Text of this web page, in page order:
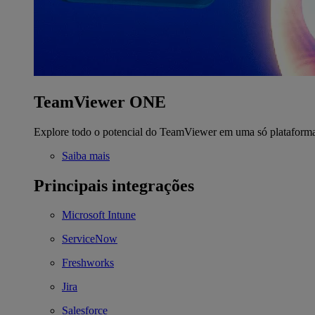
TeamViewer ONE
Explore todo o potencial do TeamViewer em uma só
Saiba mais
Principais integrações
Microsoft Intune
ServiceNow
Freshworks
Jira
Salesforce